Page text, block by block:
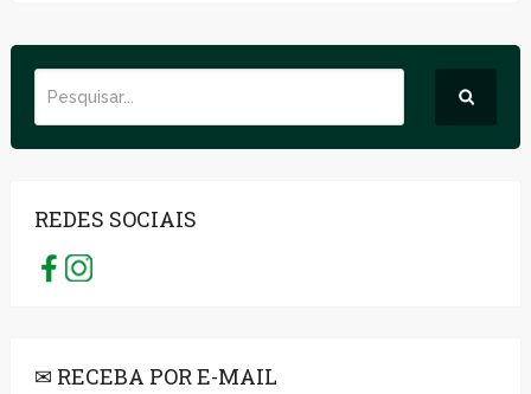
REDES SOCIAIS
✉ RECEBA POR E-MAIL